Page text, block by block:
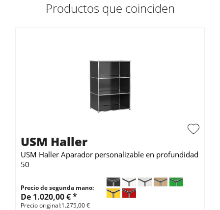
Productos que coinciden
USM Haller
USM Haller Aparador personalizable en profundidad
50
Precio de segunda mano:
De 1.020,00 € *
Precio original:1.275,00 €